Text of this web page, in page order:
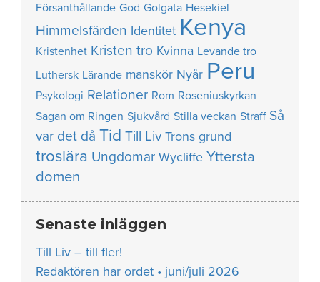
Försanthållande God Golgata Hesekiel
Himmelsfärden Identitet Kenya
Kristenhet Kristen tro Kvinna Levande tro
Luthersk Lärande manskör Nyår Peru
Psykologi Relationer Rom Roseniuskyrkan
Sagan om Ringen Sjukvård Stilla veckan Straff Så
var det då Tid Till Liv Trons grund
troslära Ungdomar Wycliffe Yttersta
domen
Senaste inläggen
Till Liv – till fler!
Redaktören har ordet • juni/juli 2026